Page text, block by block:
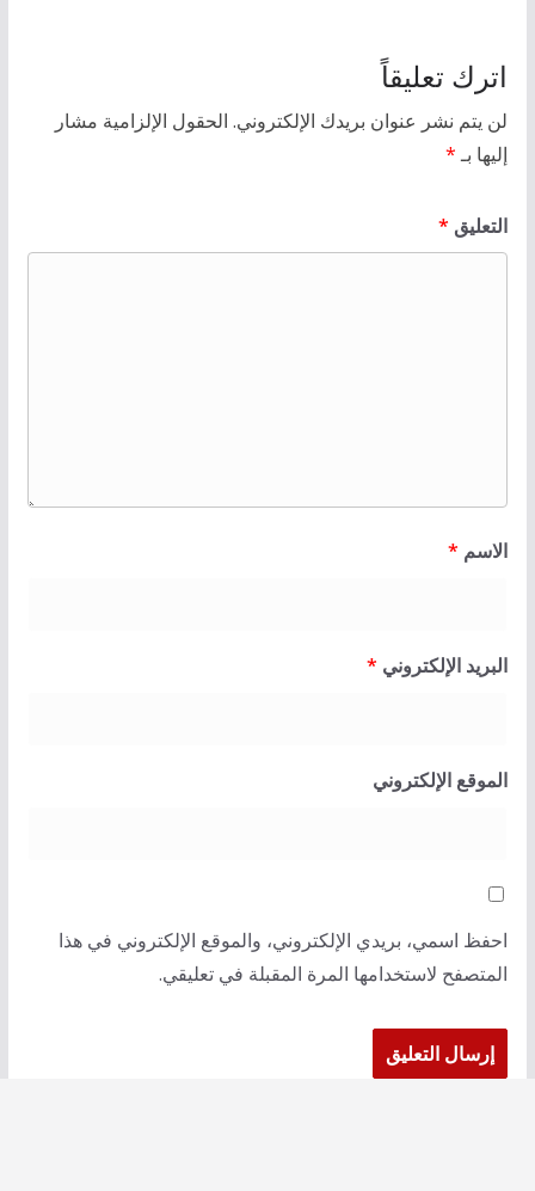
اترك تعليقاً
لن يتم نشر عنوان بريدك الإلكتروني. الحقول الإلزامية مشار
إليها بـ*
التعليق *
الاسم *
البريد الإلكتروني *
الموقع الإلكتروني
احفظ اسمي، بريدي الإلكتروني، والموقع الإلكتروني في هذا
المتصفح لاستخدامها المرة المقبلة في تعليقي.